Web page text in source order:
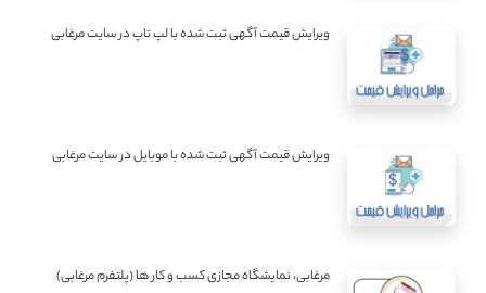
ویرایش قیمت آگهی ثبت شده با لپ تاپ در سایت مرغابی
ویرایش قیمت آگهی ثبت شده با موبایل در سایت مرغابی
مرغابی، نمایشگاه مجازی کسب و کار ها (پلتفرم مرغابی)